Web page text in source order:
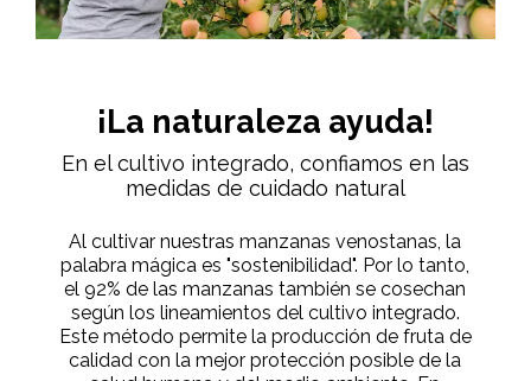
¡La naturaleza ayuda!
En el cultivo integrado, confiamos en las
medidas de cuidado natural
Al cultivar nuestras manzanas venostanas, la
palabra mágica es "sostenibilidad". Por lo tanto,
el 92% de las manzanas también se cosechan
según los lineamientos del cultivo integrado.
Este método permite la producción de fruta de
calidad con la mejor protección posible de la